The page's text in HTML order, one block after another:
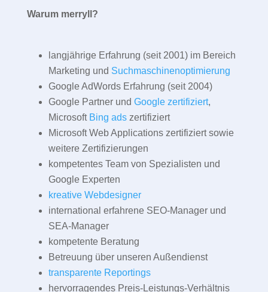
Warum merryll?
langjährige Erfahrung (seit 2001) im Bereich
Marketing und Suchmaschinenoptimierung
Google AdWords Erfahrung (seit 2004)
Google Partner und Google zertifiziert,
Microsoft Bing adszertifiziert
Microsoft Web Applications zertifiziert sowie
weitere Zertifizierungen
kompetentes Team von Spezialisten und
Google Experten
kreative Webdesigner
international erfahrene SEO-Manager und
SEA-Manager
kompetente Beratung
Betreuung über unseren Außendienst
transparente Reportings
hervorragendes Preis-Leistungs-Verhältnis